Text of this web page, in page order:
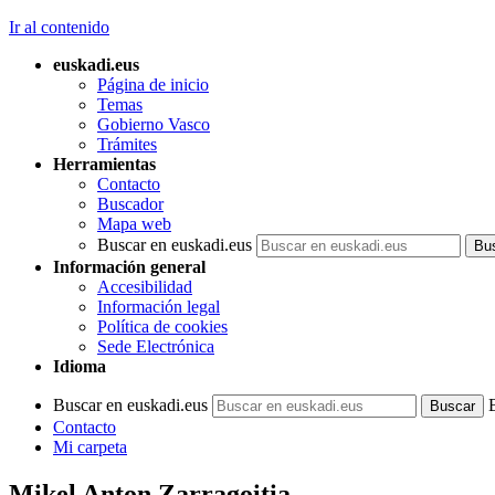
Ir al contenido
euskadi.eus
Página de inicio
Temas
Gobierno Vasco
Trámites
Herramientas
Contacto
Buscador
Mapa web
Buscar en euskadi.eus
Información general
Accesibilidad
Información legal
Política de cookies
Sede Electrónica
Idioma
Buscar en euskadi.eus
Contacto
Mi carpeta